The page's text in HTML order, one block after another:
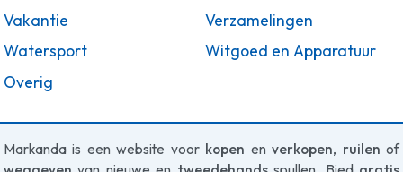
Vakantie
Verzamelingen
Watersport
Witgoed en Apparatuur
Overig
Markanda is een website voor kopen enverkopen, ruilen of